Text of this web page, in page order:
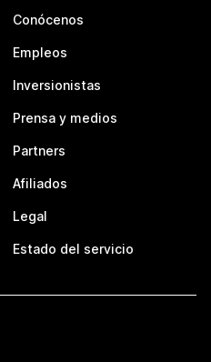
Conócenos
Empleos
Inversionistas
Prensa y medios
Partners
Afiliados
Legal
Estado del servicio